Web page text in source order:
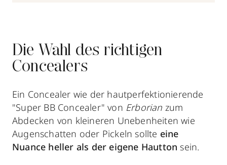
Die Wahl des richtigen
Concealers
Ein Concealer wie der hautperfektionierende
"Super BB Concealer" von Erborian zum
Abdecken von kleineren Unebenheiten wie
Augenschatten oder Pickeln sollte eine
Nuance heller als der eigene Hautton sein.